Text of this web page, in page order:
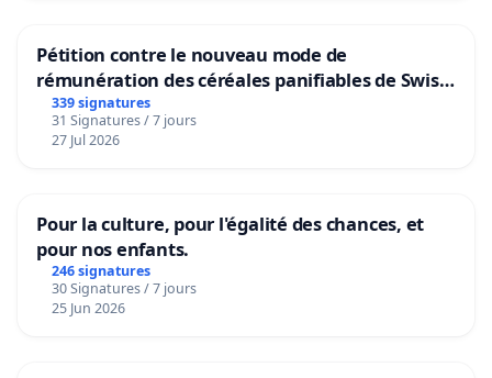
Pétition contre le nouveau mode de
rémunération des céréales panifiables de Swiss
granum basé sur la teneur en protéines
339 signatures
31 Signatures / 7 jours
27 Jul 2026
Pour la culture, pour l'égalité des chances, et
pour nos enfants.
246 signatures
30 Signatures / 7 jours
25 Jun 2026